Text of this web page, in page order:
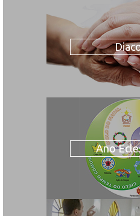
Ano